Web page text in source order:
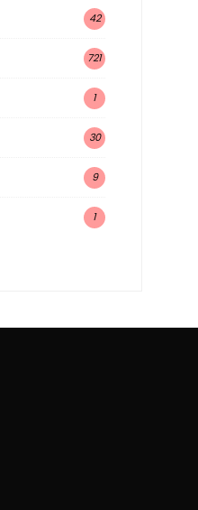
42
721
1
30
9
1